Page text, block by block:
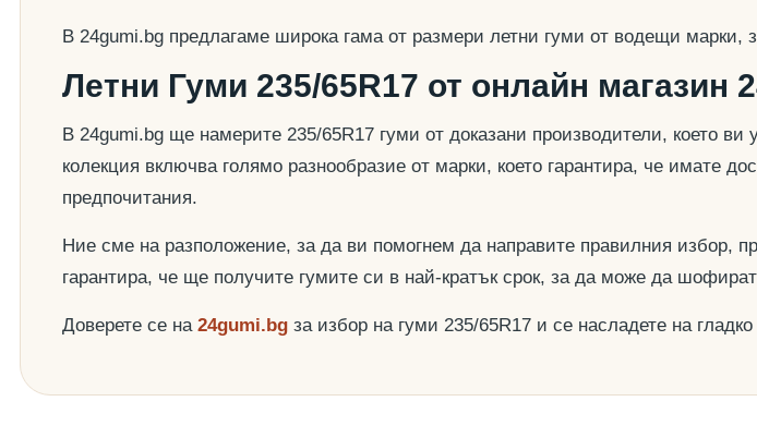
В 24gumi.bg предлагаме широка гама от размери летни гуми от водещи
Летни Гуми 235/65R17 от онлайн магазин
В 24gumi.bg ще намерите 235/65R17 гуми от доказани производители, което
колекция включва голямо разнообразие от марки, което гарантира, че имате
предпочитания.
Ние сме на разположение, за да ви помогнем да направите правилния избор,
гарантира, че ще получите гумите си в най-кратък срок, за да може да
Доверете се на 24gumi.bg за избор на гуми 235/65R17 и се насладете на